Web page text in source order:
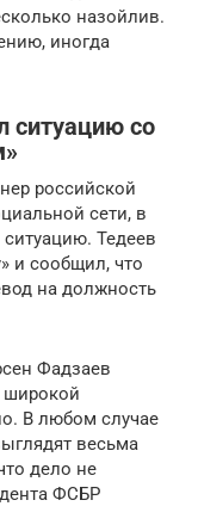
назойлив.
иногда
ситуацию со
российской
сети, в
Тедеев
и сообщил, что
на должность
Фадзаев
широкой
В любом случае
весьма
дело не
ФСБР